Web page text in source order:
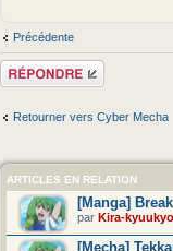
Précédente
Répondre
Retourner vers Cyber Mecha
ARTICLES EN RELATION
[Manga]
par Kira-
[Mecha]